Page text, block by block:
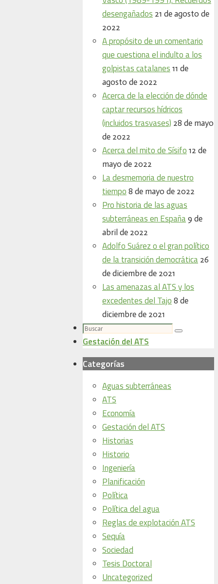
desengañados 21 de agosto de
2022
A propósito de un comentario
que cuestiona el indulto a los
golpistas catalanes 11 de
agosto de 2022
Acerca de la elección de dónde
captar recursos hídricos
(incluidos trasvases) 28 de mayo
de 2022
Acerca del mito de Sísifo 12 de
mayo de 2022
La desmemoria de nuestro
tiempo 8 de mayo de 2022
Pro historia de las aguas
subterráneas en España 9 de
abril de 2022
Adolfo Suárez o el gran político
de la transición democrática 26
de diciembre de 2021
Las amenazas al ATS y los
excedentes del Tajo 8 de
diciembre de 2021
Buscar:
Buscar
Gestación del ATS
Categorías
Aguas subterráneas
ATS
Economía
Gestación del ATS
Historias
Historio
Ingeniería
Planificación
Política
Política del agua
Reglas de explotación ATS
Sequía
Sociedad
Tesis Doctoral
Uncategorized